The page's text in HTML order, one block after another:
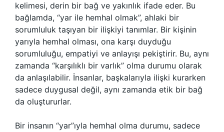
kelimesi, derin bir bağ ve yakınlık ifade eder. Bu
bağlamda, “yar ile hemhal olmak”, ahlaki bir
sorumluluk taşıyan bir ilişkiyi tanımlar. Bir kişinin
yarıyla hemhal olması, ona karşı duyduğu
sorumluluğu, empatiyi ve anlayışı pekiştirir. Bu, aynı
zamanda “karşılıklı bir varlık” olma durumu olarak
da anlaşılabilir. İnsanlar, başkalarıyla ilişki kurarken
sadece duygusal değil, aynı zamanda etik bir bağ
da oluştururlar.
Bir insanın “yar”ıyla hemhal olma durumu, sadece